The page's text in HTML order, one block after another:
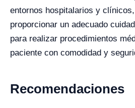
entornos hospitalarios y
proporcionar un adecuado
para realizar procedimientos
paciente con comodidad y
Recomendaciones